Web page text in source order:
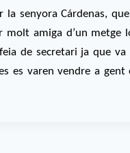
la senyora Cárdenas,
molt amiga d’un metge
de secretari ja que va
es varen vendre a gent